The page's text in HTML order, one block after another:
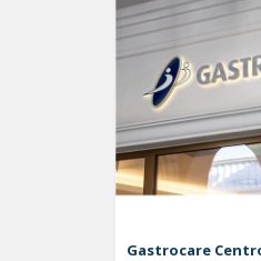
Gastrocare